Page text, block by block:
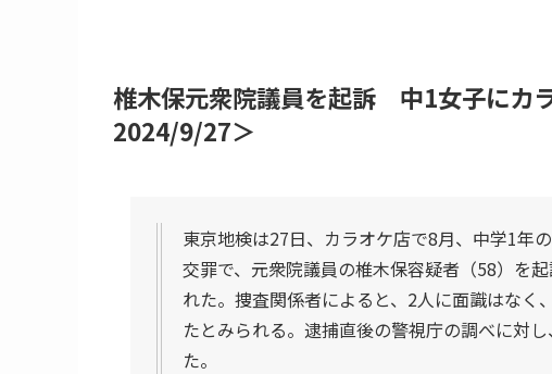
椎木保元衆院議員を起訴 中1女子にカ
2024/9/27＞
東京地検は27日、カラオケ店で8月、中学1年
交罪で、元衆院議員の椎木保容疑者（58）を
れた。捜査関係者によると、2人に面識はな
たとみられる。逮捕直後の警視庁の調べに対
た。